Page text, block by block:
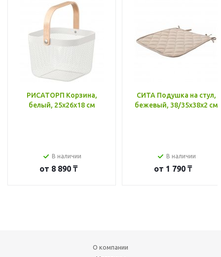
РИСАТОРП Корзина,
белый, 25x26x18 см
В наличии
от 8 890 ₸
СИТА Подушка на стул,
бежевый, 38/35x38x2 см
В наличии
от 1 790 ₸
О компании